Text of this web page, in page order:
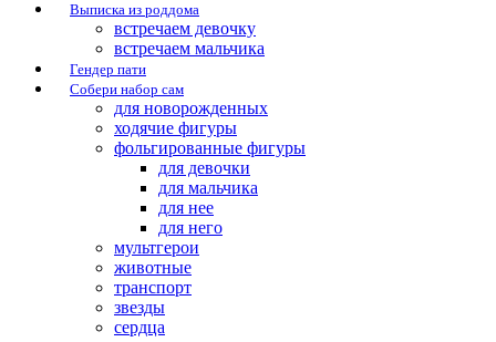
Выписка из роддома
встречаем девочку
встречаем мальчика
Гендер пати
Собери набор сам
для новорожденных
ходячие фигуры
фольгированные фигуры
для девочки
для мальчика
для нее
для него
мультгерои
животные
транспорт
звезды
сердца